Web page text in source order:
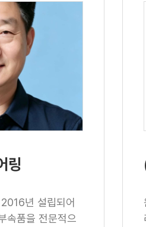
링
년 설립되어
속품을 전문적으